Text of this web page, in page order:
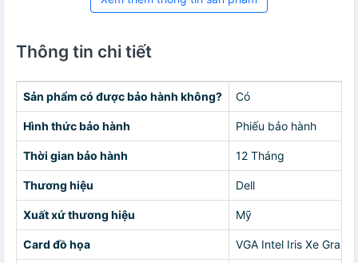
Thông tin chi tiết
Sản phẩm có được bảo hành không? Có
Hình thức bảo hành Phiếu bảo hành
Thời gian bảo hành 12 Tháng
Thương hiệu Dell
Xuất xứ thương hiệu Mỹ
Card đồ họa VGA Intel Iris Xe